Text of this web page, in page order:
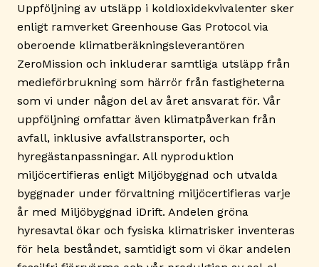
Uppföljning av utsläpp i koldioxidekvivalenter sker
enligt ramverket Greenhouse Gas Protocol via
oberoende klimatberäkningsleverantören
ZeroMission och inkluderar samtliga utsläpp från
medieförbrukning som härrör från fastigheterna
som vi under någon del av året ansvarat för. Vår
uppföljning omfattar även klimatpåverkan från
avfall, inklusive avfallstransporter, och
hyregästanpassningar. All nyproduktion
miljöcertifieras enligt Miljöbyggnad och utvalda
byggnader under förvaltning miljöcertifieras varje
år med Miljöbyggnad iDrift. Andelen gröna
hyresavtal ökar och fysiska klimatrisker inventeras
för hela beståndet, samtidigt som vi ökar andelen